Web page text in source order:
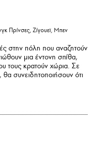
Πρίνσες, Ζίγουεϊ, Μπεν
στην πόλη που αναζητούν
μια έντονη σπίθα,
τους κρατούν χώρια. Σε
συνειδητοποιήσουν ότι